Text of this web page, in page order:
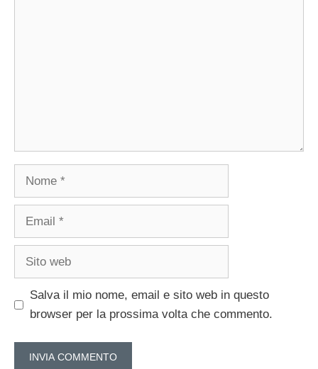
Nome
Email
Sito
Salva il mio nome, email e sito web in questo
browser per la prossima volta che commento.